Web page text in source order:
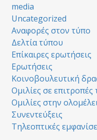
media
Uncategorized
Αναφορές στον τύπο
Δελτία τύπου
Επίκαιρες ερωτήσεις
Ερωτήσεις
Κοινοβουλευτική
Ομιλίες σε
Ομιλίες στην
Συνεντεύξεις
Τηλεοπτικές